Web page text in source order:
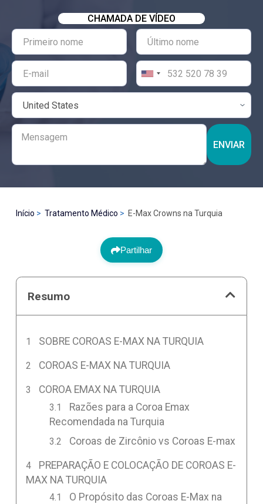
CHAMADA DE VÍDEO
ENVIAR
Início Tratamento Médico E-Max Crowns na Turquia
Partilhar
Resumo
SOBRE COROAS E-MAX NA TURQUIA
COROAS E-MAX NA TURQUIA
COROA EMAX NA TURQUIA
Razões para a Coroa Emax
Recomendada na Turquia
Coroas de Zircônio vs Coroas E-max
PREPARAÇÃO E COLOCAÇÃO DE COROAS E-
MAX NA TURQUIA
O Propósito das Coroas E-Max na